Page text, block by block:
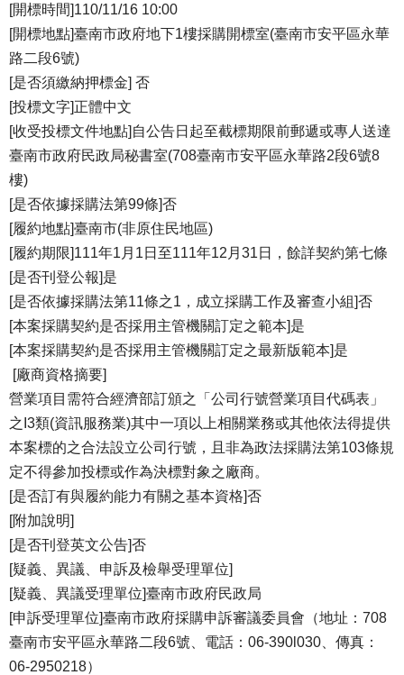
[開標時間]110/11/16 10:00
[開標地點]臺南市政府地下1樓採購開標室(臺南市安平區永華
路二段6號)
[是否須繳納押標金] 否
[投標文字]正體中文
[收受投標文件地點]自公告日起至截標期限前郵遞或專人送達
臺南市政府民政局秘書室(708臺南市安平區永華路2段6號8
樓)
[是否依據採購法第99條]否
[履約地點]臺南市(非原住民地區)
[履約期限]111年1月1日至111年12月31日，餘詳契約第七條
[是否刊登公報]是
[是否依據採購法第11條之1，成立採購工作及審查小組]否
[本案採購契約是否採用主管機關訂定之範本]是
[本案採購契約是否採用主管機關訂定之最新版範本]是
[廠商資格摘要]
營業項目需符合經濟部訂頒之「公司行號營業項目代碼表」
之I3類(資訊服務業)其中一項以上相關業務或其他依法得提供
本案標的之合法設立公司行號，且非為政法採購法第103條規
定不得參加投標或作為決標對象之廠商。
[是否訂有與履約能力有關之基本資格]否
[附加說明]
[是否刊登英文公告]否
[疑義、異議、申訴及檢舉受理單位]
[疑義、異議受理單位]臺南市政府民政局
[申訴受理單位]臺南市政府採購申訴審議委員會（地址：708
臺南市安平區永華路二段6號、電話：06-390l030、傳真：
06-2950218）